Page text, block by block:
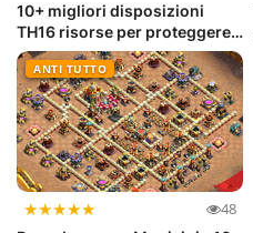
10+ migliori disposizioni
TH16 risorse per proteggere
O...
ANTI TUTTO
★★★★★ 48